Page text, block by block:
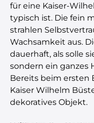
für eine Kaiser-
typisch ist. Die fein
strahlen
Wachsamkeit aus.
dauerhaft, als solle
sondern ein ganzes
Bereits beim ersten
Kaiser Wilhelm
dekoratives Objekt.